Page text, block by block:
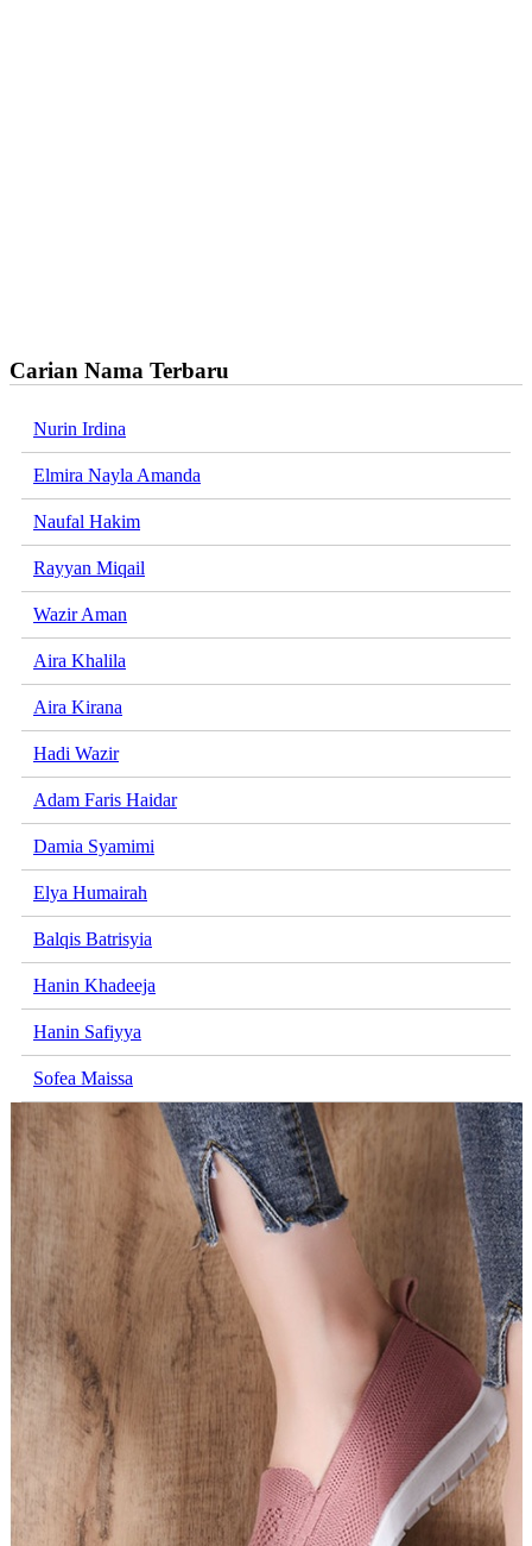
Carian Nama Terbaru
Nurin Irdina
Elmira Nayla Amanda
Naufal Hakim
Rayyan Miqail
Wazir Aman
Aira Khalila
Aira Kirana
Hadi Wazir
Adam Faris Haidar
Damia Syamimi
Elya Humairah
Balqis Batrisyia
Hanin Khadeeja
Hanin Safiyya
Sofea Maissa